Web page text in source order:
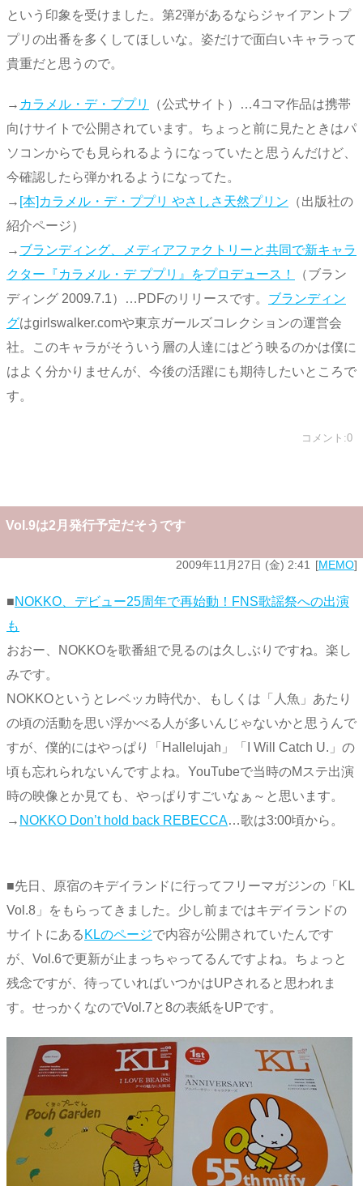
という印象を受けました。第2弾があるならジャイアントプ
プリの出番を多くしてほしいな。姿だけで面白いキャラって
貴重だと思うので。
→ カラメル・デ・ププリ
（公式サイト）…4コマ作品は携帯
向けサイトで公開されています。ちょっと前に見たときはパ
ソコンからでも見られるようになっていたと思うんだけど、
今確認したら弾かれるようになってた。
→ [本]カラメル・デ・ププリ やさしさ天然プリン （出版社の
紹介ページ）
→ ブランディング、メディアファクトリーと共同で新キャラ
クター『カラメル・デ ププリ』をプロデュース！
（ブラン
ディング 2009.7.1）…PDFのリリースです。 ブランディン
グはgirlswalker.comや東京ガールズコレクションの運営会
社。このキャラがそういう層の人達にはどう映るのかは僕に
はよく分かりませんが、今後の活躍にも期待したいところで
す。
コメント:0
Vol.9は2月発行予定だそうです
2009年11月27日 (金) 2:41 MEMO
■NOKKO、デビュー25周年で再始動！FNS歌謡祭への出演
も
おおー、NOKKOを歌番組で見るのは久しぶりですね。楽し
みです。
NOKKOというとレベッカ時代か、もしくは「人魚」あたり
の頃の活動を思い浮かべる人が多いんじゃないかと思うんで
すが、僕的にはやっぱり「Hallelujah」「I Will Catch U.」の
頃も忘れられないんですよね。YouTubeで当時のMステ出演
時の映像とか見ても、やっぱりすごいなぁ～と思います。
→ NOKKO Don’t hold back REBECCA…歌は3:00頃から。
■先日、原宿のキデイランドに行ってフリーマガジンの「KL
Vol.8」をもらってきました。少し前まではキデイランドの
サイトにある KLのページで内容が公開されていたんです
が、Vol.6で更新が止まっちゃってるんですよね。ちょっと
残念ですが、待っていればいつかはUPされると思われま
す。せっかくなのでVol.7と8の表紙をUPです。